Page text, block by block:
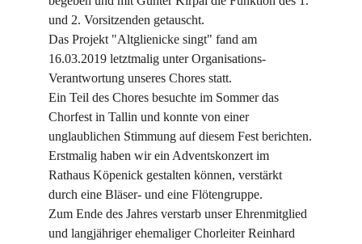
und 2. Vorsitzenden getauscht.
Das Projekt "Altglienicke singt" fand am
16.03.2019 letztmalig unter Organisations-
Verantwortung unseres Chores statt.
Ein Teil des Chores besuchte im Sommer das
Chorfest in Tallin und konnte von einer
unglaublichen Stimmung auf diesem Fest berichten.
Erstmalig haben wir ein Adventskonzert im
Rathaus Köpenick gestalten können, verstärkt
durch eine Bläser- und eine Flötengruppe.
Zum Ende des Jahres verstarb unser Ehrenmitglied
und langjähriger ehemaliger Chorleiter Reinhard